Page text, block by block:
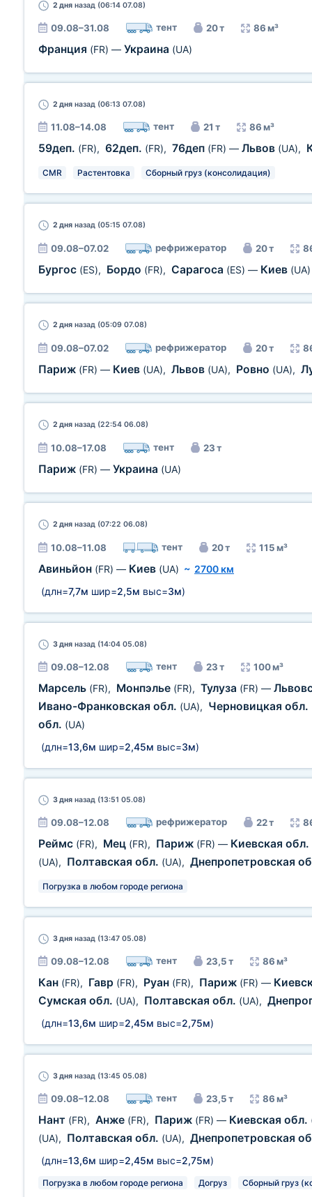
2 дня назад (06:14 07.08)
09.08–31.08 тент 20 т 86 м³
Франция (FR) — Украина (UA)
2 дня назад (06:13 07.08)
11.08–14.08 тент 21 т 86 м³
59деп. (FR), 62деп. (FR), 76деп (FR) — Львов (UA),
CMR Растентовка Сборный груз (консолидация)
2 дня назад (05:15 07.08)
09.08–07.02 рефрижератор 20 т
Бургос (ES), Бордо (FR), Сарагоса (ES) — Киев (UA)
2 дня назад (05:09 07.08)
09.08–07.02 рефрижератор 20 т
Париж (FR) — Киев (UA), Львов (UA), Ровно (UA),
2 дня назад (22:54 06.08)
10.08–17.08 тент 23 т
Париж (FR) — Украина (UA)
2 дня назад (07:22 06.08)
10.08–11.08 тент 20 т 115 м³
Авиньйон (FR) — Киев (UA) ~ 2700 км
(длн=7,7м шир=2,5м выс=3м)
3 дня назад (14:04 05.08)
09.08–12.08 тент 23 т 100 м³
Марсель (FR), Монпэлье (FR), Тулуза (FR) —
Ивано-Франковская обл. (UA), Черновицкая обл.
обл. (UA)
(длн=13,6м шир=2,45м выс=3м)
3 дня назад (13:51 05.08)
09.08–12.08 рефрижератор 22 т
Реймс (FR), Мец (FR), Париж (FR) — Киевская обл.
(UA), Полтавская обл. (UA), Днепропетровская
Погрузка в любом городе региона
3 дня назад (13:47 05.08)
09.08–12.08 тент 23,5 т 86 м³
Кан (FR), Гавр (FR), Руан (FR), Париж (FR) —
Сумская обл. (UA), Полтавская обл. (UA),
(длн=13,6м шир=2,45м выс=2,75м)
3 дня назад (13:45 05.08)
09.08–12.08 тент 23,5 т 86 м³
Нант (FR), Анже (FR), Париж (FR) — Киевская обл.
(UA), Полтавская обл. (UA), Днепропетровская
(длн=13,6м шир=2,45м выс=2,75м)
Погрузка в любом городе региона Догруз Сборный груз